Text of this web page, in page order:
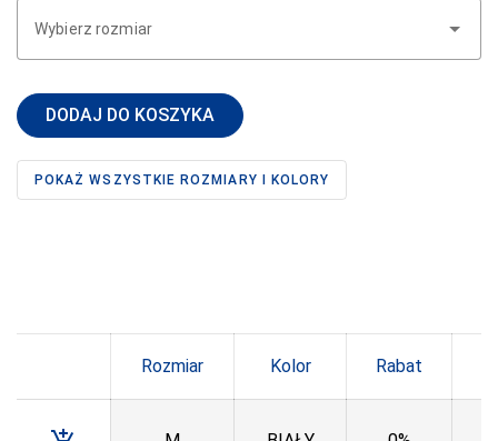
DUET
DUETBABY
EGA
ELDAR
FERNAND PERIL
FIORE
Wybierz rozmiar
DODAJ DO KOSZYKA
POKAŻ WSZYSTKIE ROZMIARY I KOLORY
Rozmiar Kolor Rabat